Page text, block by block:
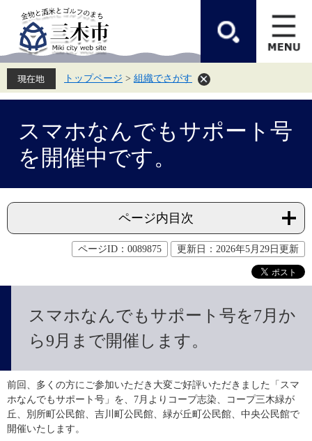
先
頭
す。
を
飛
し
トップページ > 組織でさがす
スマホなんでもサポート号
を開催中です。
ページ内目次
ページID：0089875 更新日：2026年5月29日更新
スマホなんでもサポート号を7月か
ら9月まで開催します。
前回、多くの方にご参加いただき大変ご好評いただきました「スマ
ホなんでもサポート号」を、7月よりコープ志染、コープ三木緑が
丘、別所町公民館、吉川町公民館、緑が丘町公民館、中央公民館で
開催いたします。